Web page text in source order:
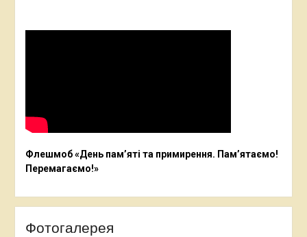
Флешмоб «День пам’яті та примирення. Пам’ятаємо!
Перемагаємо!»
Фотогалерея